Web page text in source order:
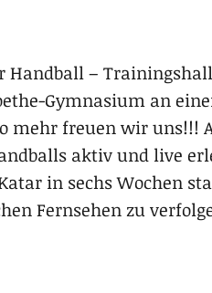
Handball –
Gymnasium an
freuen wir uns!!!
aktiv und live
in sechs Wochen
Fernsehen zu